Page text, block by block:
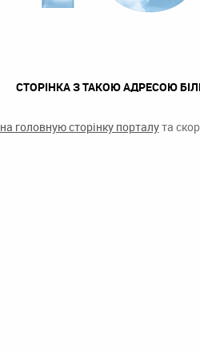
СТОРІНКА З ТАКОЮ АДРЕСОЮ
на головную сторінку порталута